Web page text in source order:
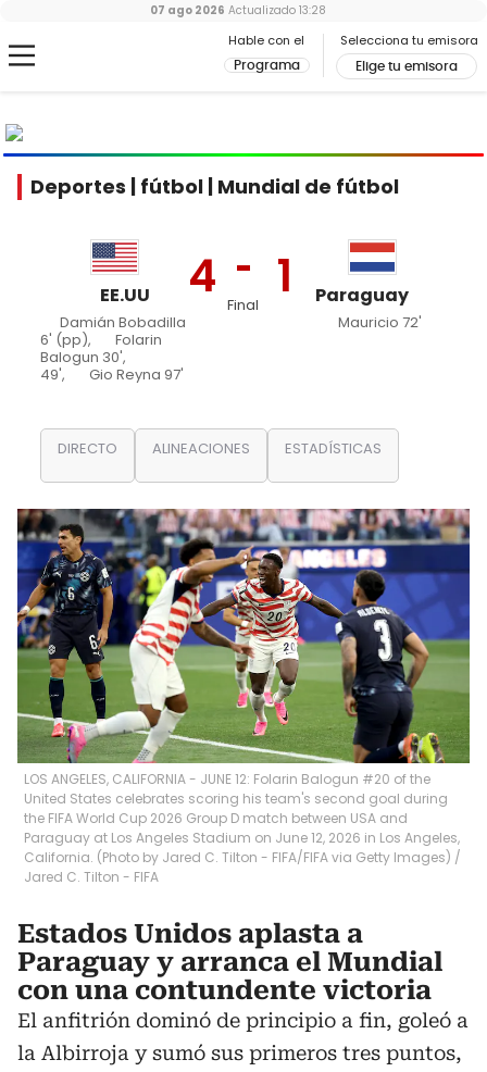
Hable con el
Programa
Selecciona tu emisora
Elige tu emisora
07 ago 2026 Actualizado 13:28
Deportes | fútbol | Mundial de fútbol
EE.UU 4
Damián Bobadilla
6' (pp),
Folarin
Balogun 30',
49',
Gio Reyna 97'
Paraguay
1
Mauricio 72'
Final
DIRECTO ALINEACIONES ESTADÍSTICAS
LOS ANGELES, CALIFORNIA - JUNE 12: Folarin Balogun #20 of the
United States celebrates scoring his team's second goal during
the FIFA World Cup 2026 Group D match between USA and
Paraguay at Los Angeles Stadium on June 12, 2026 in Los Angeles,
California. (Photo by Jared C. Tilton - FIFA/FIFA via Getty Images) /
Jared C. Tilton - FIFA
Estados Unidos aplasta a
Paraguay y arranca el Mundial
con una contundente victoria
El anfitrión dominó de principio a fin, goleó a
la Albirroja y sumó sus primeros tres puntos,